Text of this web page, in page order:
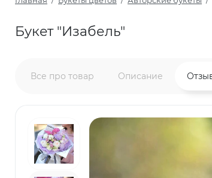
Букет "Изабель"
Все про товар Описание